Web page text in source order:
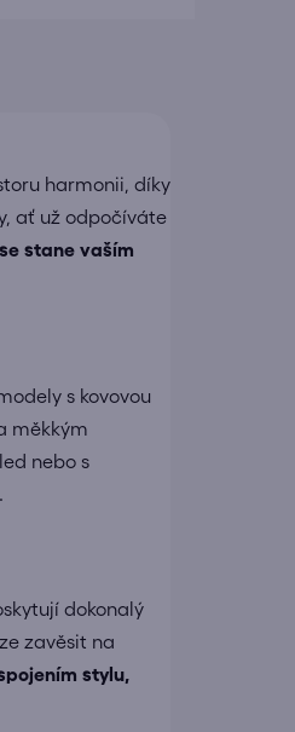
harmonii, díky
ať už odpočíváte
stane vaším
s kovovou
měkkým
nebo s
.
dokonalý
zavěsit na
stylu,